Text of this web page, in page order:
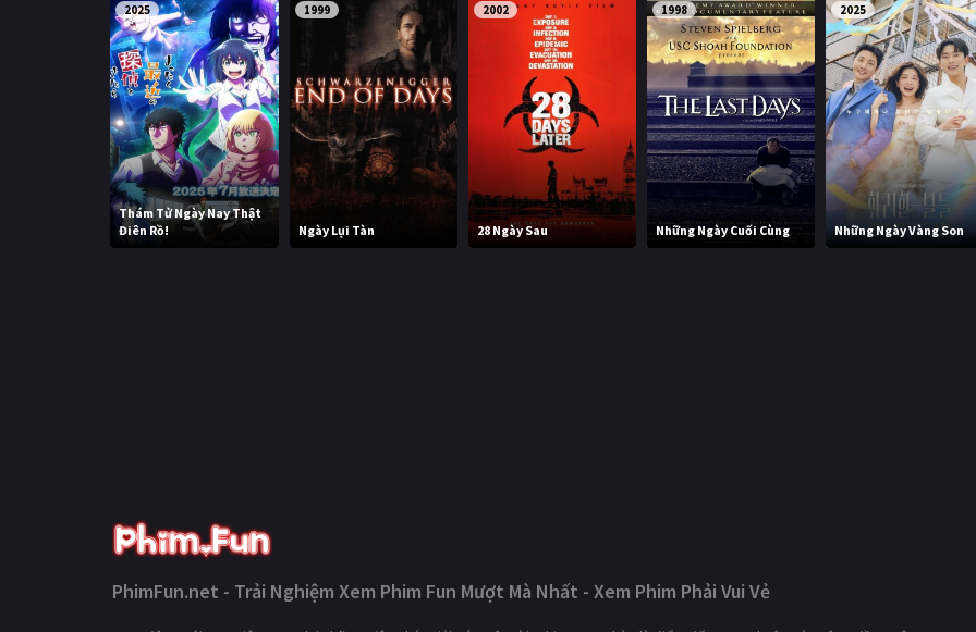
2025
Thám Tử Ngày Nay Thật
Điên Rồ!
1999
Ngày Lụi Tàn
2002
28 Ngày Sau
1998
Những Ngày Cuối Cùng
2025
Những Ngày Vàng Son
PhimFun.net - Trải Nghiệm Xem Phim Fun Mượt Mà Nhất - Xem Phim Phải Vui Vẻ